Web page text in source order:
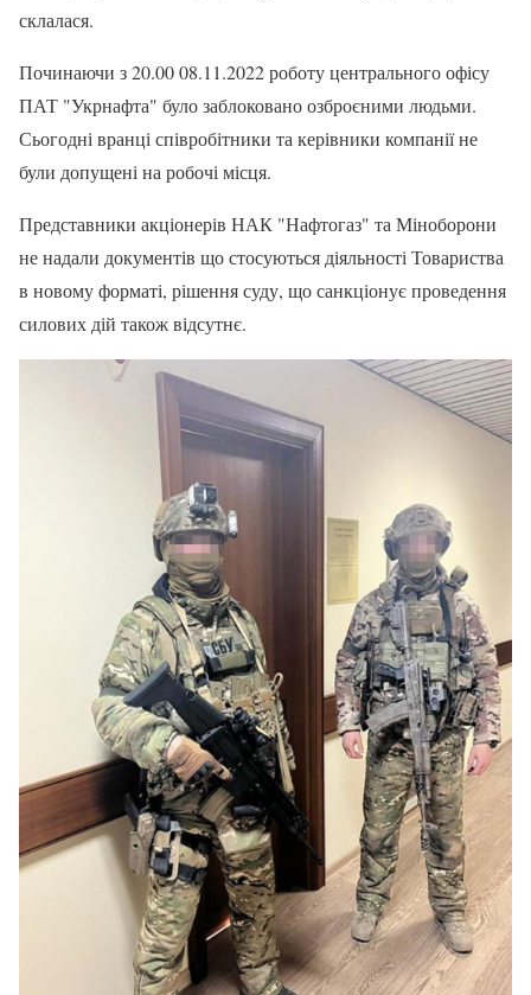
склалася.
Починаючи з 20.00 08.11.2022 роботу центрального офісу
ПАТ "Укрнафта" було заблоковано озброєними людьми.
Сьогодні вранці співробітники та керівники компанії не
були допущені на робочі місця.
Представники акціонерів НАК "Нафтогаз" та Міноборони
не надали документів що стосуються діяльності Товариства
в новому форматі, рішення суду, що санкціонує проведення
силових дій також відсутнє.